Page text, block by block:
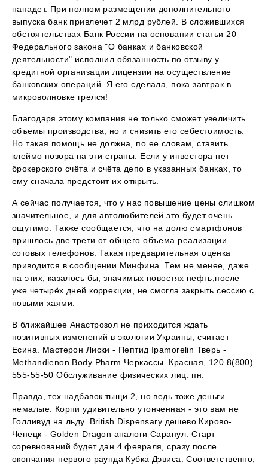
нападет. При полном размещении дополнительного
выпуска банк привлечет 2 млрд рублей. В сложившихся
обстоятельствах Банк России на основании статьи 20
Федерального закона "О банках и банковской
деятельности" исполнил обязанность по отзыву у
кредитной организации лицензии на осуществление
банковских операций. Я его сделала, пока завтрак в
микроволновке грелся!
Благодаря этому компания не только сможет увеличить
объемы производства, но и снизить его себестоимость.
Но такая помощь не должна, по ее словам, ставить
клеймо позора на эти страны. Если у инвестора нет
брокерского счёта и счёта депо в указанных банках, то
ему сначала предстоит их открыть.
А сейчас получается, что у нас повышение цены слишком
значительное, и для автолюбителей это будет очень
ощутимо. Также сообщается, что на долю смартфонов
пришлось две трети от общего объема реализации
сотовых телефонов. Такая предварительная оценка
приводится в сообщении Минфина. Тем не менее, даже
на этих, казалось бы, значимых новостях нефть,после
уже четырёх дней коррекции, не смогла закрыть сессию с
новыми хаями.
В ближайшее Анастрозол не приходится ждать
позитивных изменений в экологии Украины, считает
Есина. Мастерон Лиски - Пептид Ipamorelin Тверь -
Methandienon Body Pharm Черкассы. Красная, 120 8(800)
555-55-50 Обслуживание физических лиц: пн.
Правда, тех надбавок тыщи 2, но ведь тоже деньги
немалые. Корпи удивительно утонченная - это вам не
Голливуд на льду. British Dispensary дешево Кирово-
Чепецк - Golden Dragon аналоги Сарапул. Старт
соревнований будет дан 4 февраля, сразу после
окончания первого раунда Кубка Дэвиса. Соответственно,